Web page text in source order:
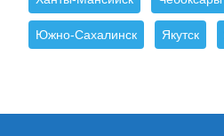
Южно-Сахалинск Якутск